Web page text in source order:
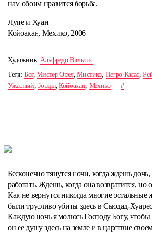
нам обоим нравится борьба.
Лупе и Хуан
Койоакан, Мехико, 2006
Художник: Альфредо Вильчис
Теги:Бог, Мистер Орел ,Мистико Негро Касас ,
Ужасный ,борцы, Койоакан Мехико— #
Бесконечно тянутся ночи, когда ждешь дочь,
работать. Ждешь, когда она возвратится, но
Как не вернутся никогда многие
были трусливо убиты здесь в Сьюдад-
Каждую ночь я молюсь Господу Богу, чтобы
он ее душу здесь на земле и в царствие